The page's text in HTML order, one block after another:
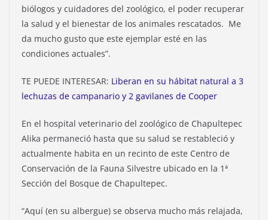
biólogos y cuidadores del zoológico, el poder recuperar
la salud y el bienestar de los animales rescatados. Me
da mucho gusto que este ejemplar esté en las
condiciones actuales”.
TE PUEDE INTERESAR: Liberan en su hábitat natural a 3
lechuzas de campanario y 2 gavilanes de Cooper
En el hospital veterinario del zoológico de Chapultepec
Alika permaneció hasta que su salud se restableció y
actualmente habita en un recinto de este Centro de
Conservación de la Fauna Silvestre ubicado en la 1ª
Sección del Bosque de Chapultepec.
“Aquí (en su albergue) se observa mucho más relajada,